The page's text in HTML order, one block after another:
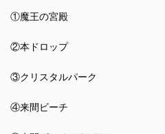
①魔王の宮殿
②本ドロップ
③クリスタルパーク
④来間ビーチ